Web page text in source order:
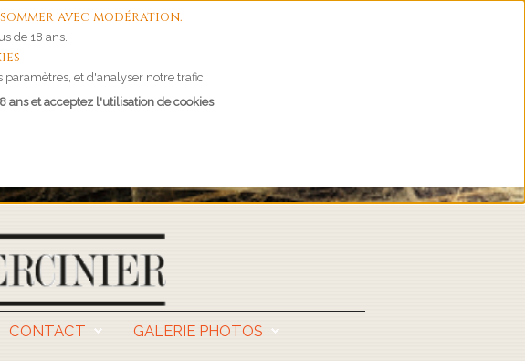
avec modération.
de 18 ans.
et d'analyser notre trafic.
ans et acceptez l'utilisation de cookies
CONTACT GALERIE PHOTOS